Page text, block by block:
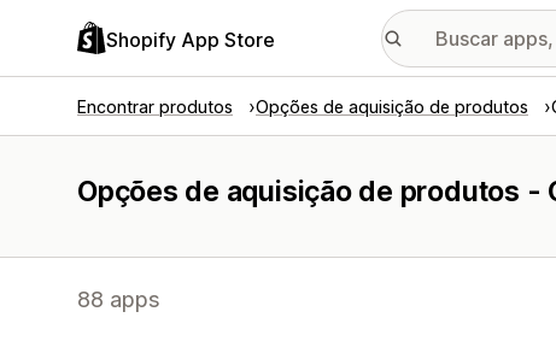
Shopify App Store
Encontrar produtos Opções de aquisição de produtos
Opções de aquisição de produtos -
88 apps